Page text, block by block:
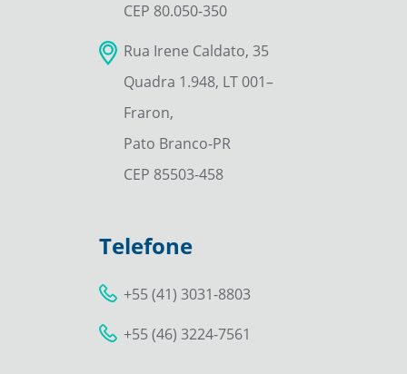
CEP 80.050-350
Rua Irene Caldato, 35
Quadra 1.948, LT 001–
Fraron,
Pato Branco-PR
CEP 85503-458
Telefone
+55 (41) 3031-8803
+55 (46) 3224-7561